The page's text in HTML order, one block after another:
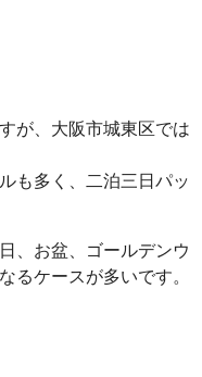
が、大阪市城東区では
も多く、二泊三日パッ
、お盆、ゴールデンウ
るケースが多いです。